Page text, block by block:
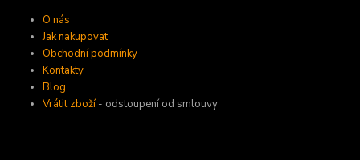
O nás
Jak nakupovat
Obchodní podmínky
Kontakty
Blog
Vrátit zboží- odstoupení od smlouvy